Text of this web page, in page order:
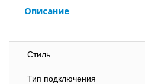
Описание
Стиль
Тип подключения